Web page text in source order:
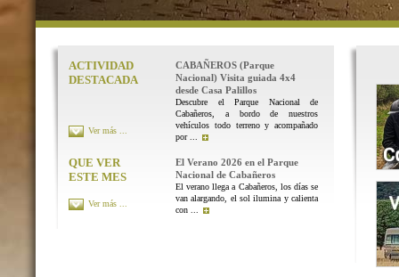
ACTIVIDAD
DESTACADA
CABAÑEROS (Parque
Nacional) Visita guiada 4x4
desde Casa Palillos
Descubre el Parque Nacional de
Cabañeros, a bordo de nuestros
vehículos todo terreno y acompañado
por ...
Ver más ...
QUE VER
ESTE MES
El Verano 2026 en el Parque
Nacional de Cabañeros
El verano llega a Cabañeros, los días se
van alargando, el sol ilumina y calienta
con ...
Ver más ...